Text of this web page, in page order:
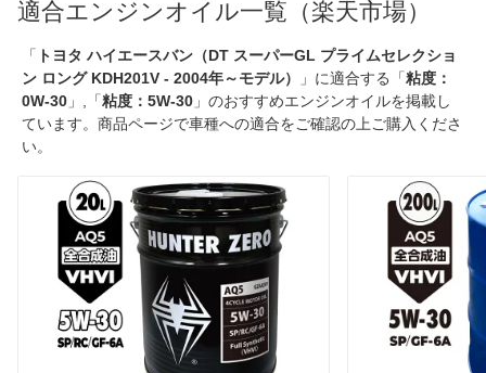
適合エンジンオイル一覧（楽天市場）
「 トヨタ ハイエースバン（DT スーパーGL プライムセレクショ
ン ロング KDH201V - 2004年～モデル）
」に適合する「粘度：
0W-30 」,「粘度：5W-30 」のおすすめエンジンオイルを掲載し
ています。商品ページで車種への適合をご確認の上ご購入くださ
い。